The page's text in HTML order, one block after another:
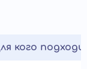
кого